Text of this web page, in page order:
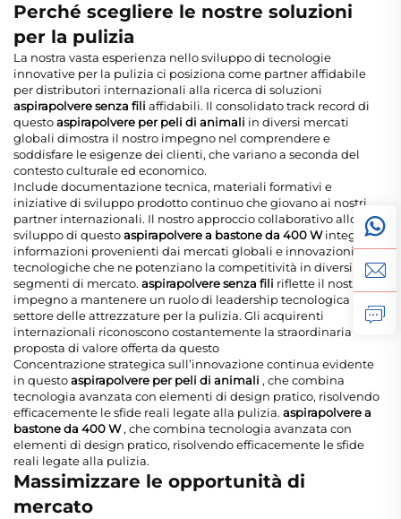
Perché scegliere le nostre soluzioni
per la pulizia
La nostra vasta esperienza nello sviluppo di tecnologie
innovative per la pulizia ci posiziona come partner affidabile
per distributori internazionali alla ricerca di soluzioni
aspirapolvere senza fili affidabili. Il consolidato track record di
questoaspirapolvere per peli di animali in diversi mercati
globali dimostra il nostro impegno nel comprendere e
soddisfare le esigenze dei clienti, che variano a seconda del
contesto culturale ed economico.
Include documentazione tecnica, materiali formativi e
iniziative di sviluppo prodotto continuo che giovano ai nostri
partner internazionali. Il nostro approccio collaborativo allo
sviluppo di questoaspirapolvere a bastone da 400 Wintegra
informazioni provenienti dai mercati globali e innovazioni
tecnologiche che ne potenziano la competitività in diversi
segmenti di mercato. aspirapolvere senza fili riflette il nostro
impegno a mantenere un ruolo di leadership tecnologica nel
settore delle attrezzature per la pulizia. Gli acquirenti
internazionali riconoscono costantemente la straordinaria
proposta di valore offerta da questo
Concentrazione strategica sull’innovazione continua evidente
in questoaspirapolvere per peli di animali , che combina
tecnologia avanzata con elementi di design pratico, risolvendo
efficacemente le sfide reali legate alla pulizia. aspirapolvere a
bastone da 400 W, che combina tecnologia avanzata con
elementi di design pratico, risolvendo efficacemente le sfide
reali legate alla pulizia.
Massimizzare le opportunità di
mercato